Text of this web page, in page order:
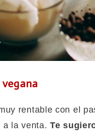
rentable con el
a la venta.Te